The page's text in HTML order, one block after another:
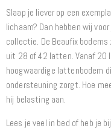
Slaap je liever op een
lichaam? Dan hebben wij
collectie. De Beaufix
uit 28 of 42 latten. Vanaf 20
hoogwaardige lattenbodem
ondersteuning zorgt. Hoe
hij belasting aan.
Lees je veel in bed of heb je